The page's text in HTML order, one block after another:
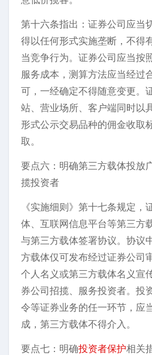
第十六条指出：证券公司应当
得以任何形式实施垄断，不得
当竞争行为。证券公司应当按
服务成本，测算方法应当经过
可，一经确定不得随意变更。
站、营业场所、客户端同时以
形式公示交易品种的佣金收取
取。
要点六：明确第三方载体投放
揽投资者
《实施细则》第十七条规定，
体、互联网信息平台等第三方
与第三方载体签署协议。协议
方载体仅可发布经过证券公司
个人名义或第三方载体名义宣
券公司招揽、服务投资者。投
令等证券业务的任一环节，应
成，第三方载体不得介入。
要点七：明确投资者保护相关